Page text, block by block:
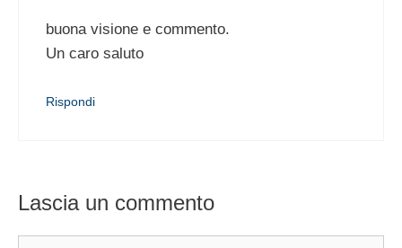
buona visione e commento.
Un caro saluto
Rispondi
Lascia un commento